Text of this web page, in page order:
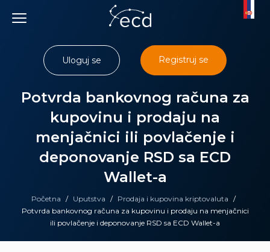
content
Početna / Uputstva / Prodaja i kupovina kriptovaluta /
Potvrda bankovnog računa za kupovinu i prodaju na menjačnici
ili povlačenje i deponovanje RSD sa ECD Wallet-a
Potvrda bankovnog računa za
kupovinu i prodaju na
menjačnici ili povlačenje i
deponovanje RSD sa ECD
Wallet-a
Uloguj se Registruj se